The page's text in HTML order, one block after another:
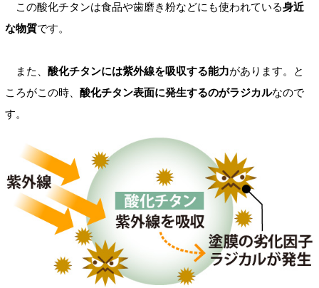
この酸化チタンは食品や歯磨き粉などにも使われている身近
な物質です。
また、 酸化チタンには紫外線を吸収する能力があります。と
ころがこの時、 酸化チタン表面に発生するのがラジカルなので
す。